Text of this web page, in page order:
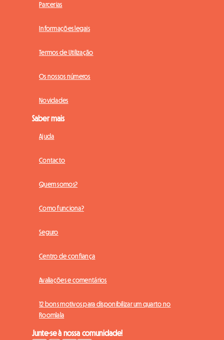
Parcerias
Informações legais
Termos de Utilização
Os nossos números
Novidades
Saber mais
Ajuda
Contacto
Quem somos?
Como funciona?
Seguro
Centro de confiança
Avaliações e comentários
12 bons motivos para disponibilizar um quarto no
Roomlala
Junte-se à nossa comunidade!